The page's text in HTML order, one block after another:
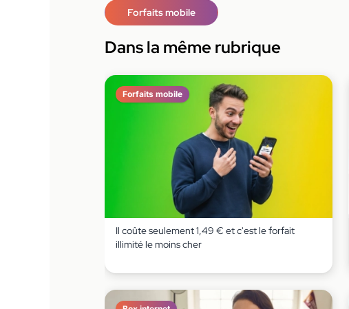
Forfaits mobile
Dans la même rubrique
Forfaits mobile
Il coûte seulement 1,49 € et c'est le forfait
illimité le moins cher